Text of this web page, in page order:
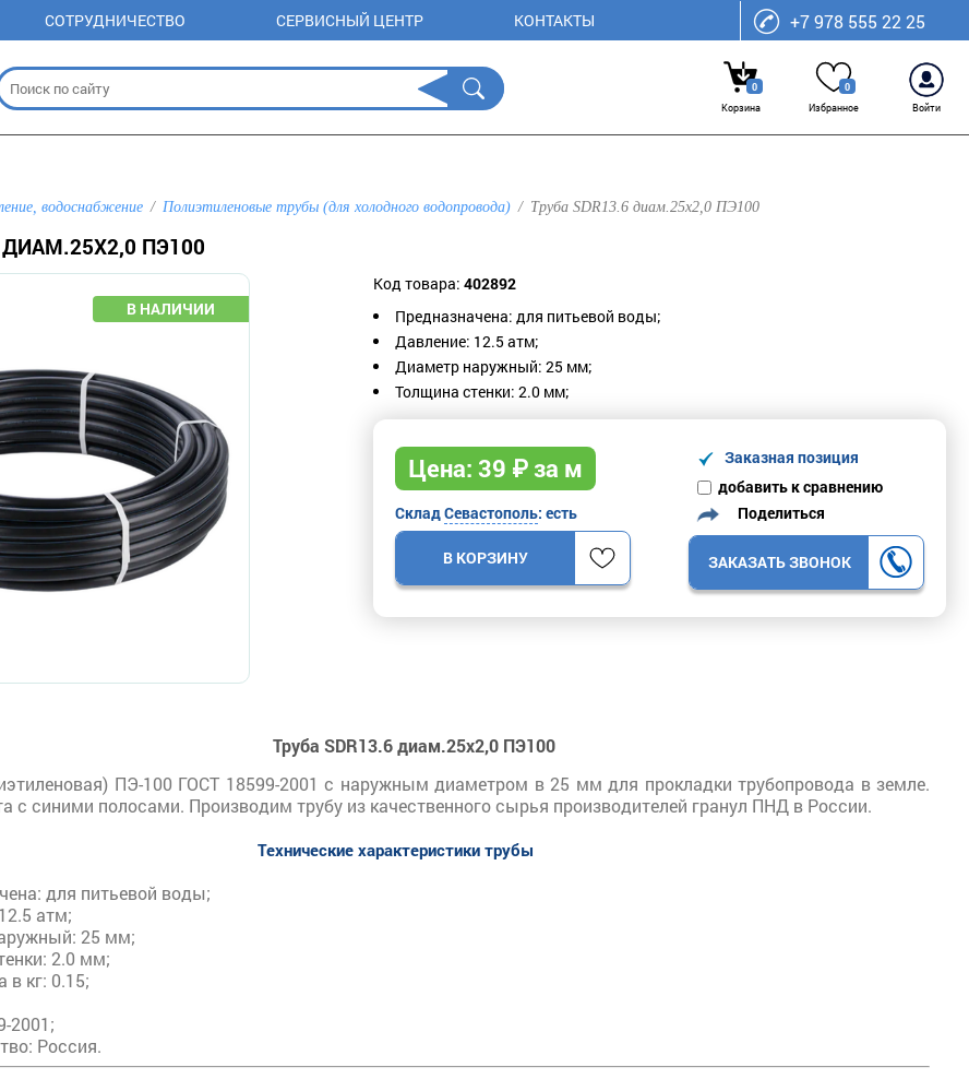
СОТРУДНИЧЕСТВО СЕРВИСНЫЙ ЦЕНТР КОНТАКТЫ +7 978 555 22 25
0
Корзина
0
Избранное
Войти
водоснабжение Полиэтиленовые трубы (для холодного водопровода) Труба SDR13.6 диам.25х2,0 ПЭ100
ДИАМ.25Х2,0 ПЭ100
Код товара: 402892
Предназначена: для питьевой воды;
Давление: 12.5 атм;
Диаметр наружный: 25 мм;
Толщина стенки: 2.0 мм;
Цена: 39 ₽ за м
Заказная позиция
добавить к сравнению
СкладСевастополь: есть
В КОРЗИНУ
Поделиться
ЗАКАЗАТЬ ЗВОНОК
Труба SDR13.6 диам.25х2,0 ПЭ100
ПЭ-100 ГОСТ 18599-2001 с наружным диаметром в 25 мм для прокладки трубопровода в земле.
с синими полосами. Производим трубу из качественного сырья производителей гранул ПНД в России.
Технические характеристики трубы
для питьевой воды;
атм;
25 мм;
2.0 мм;
в кг: 0.15;
2001;
Россия.